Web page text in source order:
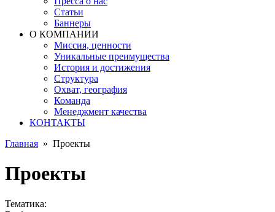
Статьи
Баннеры
О КОМПАНИИ
Миссия, ценности
Уникальные преимущества
История и достижения
Структура
Охват, география
Команда
Менеджмент качества
КОНТАКТЫ
Главная » Проекты
Проекты
Тематика: